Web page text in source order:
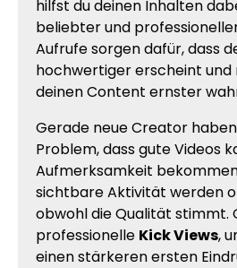
hilfst du deinen Inhalten
beliebter und
Aufrufe sorgen dafür, dass
hochwertiger erscheint und
deinen Content ernster
Gerade neue Creator
Problem, dass gute Videos
Aufmerksamkeit
sichtbare Aktivität werden
obwohl die Qualität stimmt.
professionelle Kick Views,
einen stärkeren ersten